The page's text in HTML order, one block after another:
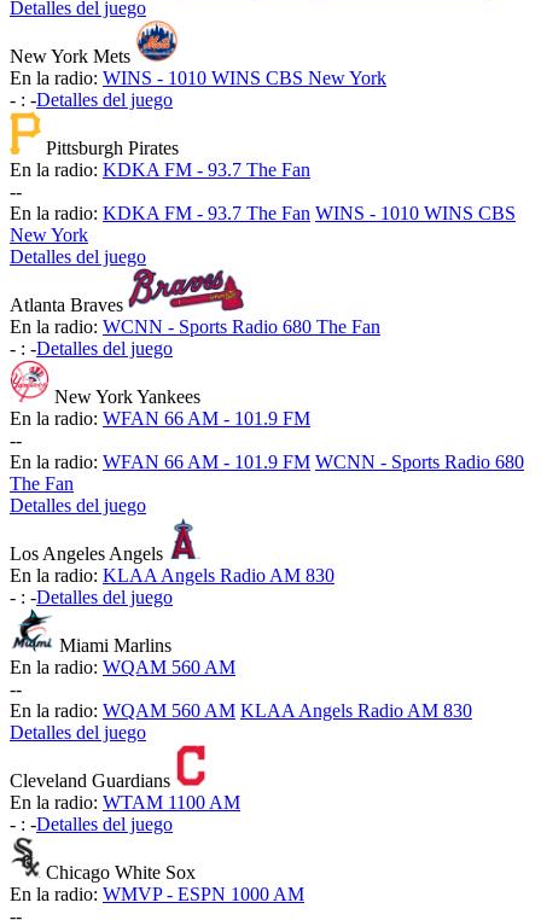
Detalles del juego
New York Mets
En la radio: WINS - 1010 WINS CBS New York
- : -Detalles del juego
Pittsburgh Pirates
En la radio: KDKA FM - 93.7 The Fan
--
En la radio: KDKA FM - 93.7 The Fan WINS - 1010 WINS CBS
New York
Detalles del juego
Atlanta Braves
En la radio: WCNN - Sports Radio 680 The Fan
- : -Detalles del juego
New York Yankees
En la radio: WFAN 66 AM - 101.9 FM
--
En la radio: WFAN 66 AM - 101.9 FM WCNN - Sports Radio 680
The Fan
Detalles del juego
Los Angeles Angels
En la radio: KLAA Angels Radio AM 830
- : -Detalles del juego
Miami Marlins
En la radio: WQAM 560 AM
--
En la radio: WQAM 560 AM KLAA Angels Radio AM 830
Detalles del juego
Cleveland Guardians
En la radio: WTAM 1100 AM
- : -Detalles del juego
Chicago White Sox
En la radio: WMVP - ESPN 1000 AM